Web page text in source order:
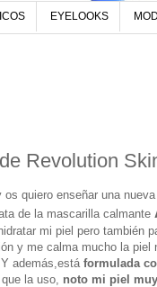
EYELOOKS
Revolution
quiero enseñar una
de la mascarilla calmante
mi piel pero también
y me calma mucho la piel
además,está formulada
la uso, noto mi piel